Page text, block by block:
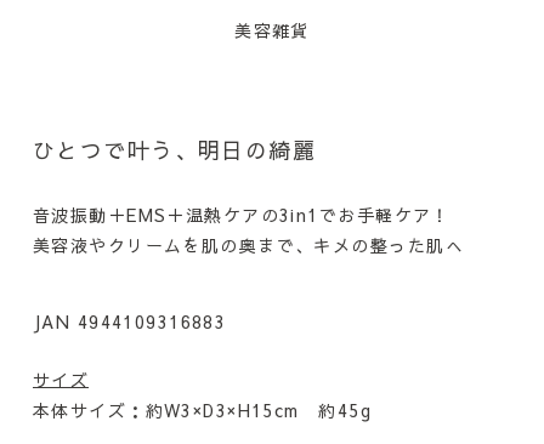
美容雑貨
ひとつで叶う、明日の綺麗
音波振動＋EMS＋温熱ケアの3in1でお手軽ケア！
美容液やクリームを肌の奥まで、キメの整った肌へ
JAN 4944109316883
サイズ
本体サイズ：約W3×D3×H15cm 約45g